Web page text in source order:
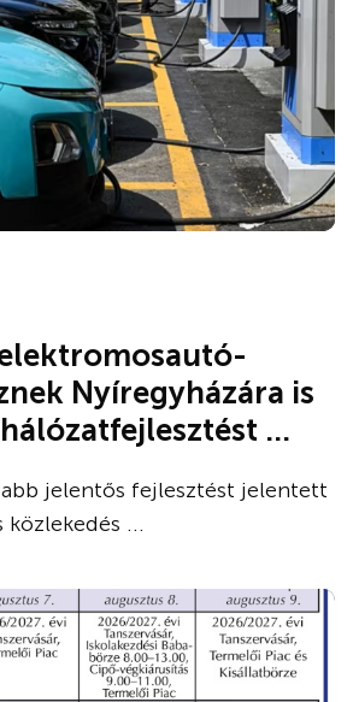
Nyíregyházára is
...
jelentős fejlesztést jelentett
...